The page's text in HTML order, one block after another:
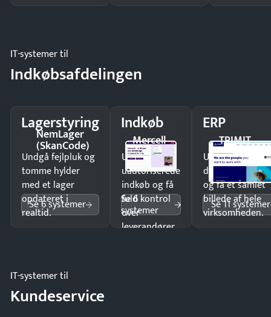
IT-systemer til
Indkøbsafdelingen
Lagerstyring
NemLager
(SkanCode)
Undgå fejlpluk og
tomme hylder
med et lager
opdateret i
realtid.
Se 6 systemer
Indkøb
Mercell
Undgå
uautoriserede
indkøb og få
fuld kontrol
over
leverandører
Se 6
systemer
ERP
TRIMIT
Undgå
og få ét samlet
billede af hele
virksomheden.
Se 11 systemer
IT-systemer til
Kundeservice